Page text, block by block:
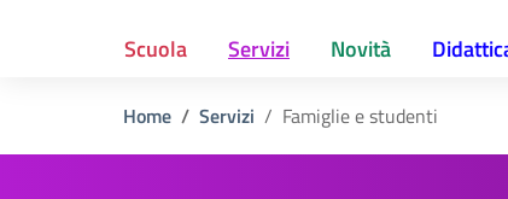
Scuola Servizi Novità
Home Servizi Famiglie e studenti